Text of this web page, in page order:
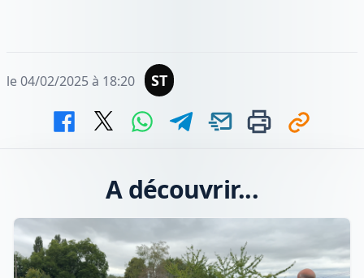
le 04/02/2025 à 18:20 ST
A découvrir...